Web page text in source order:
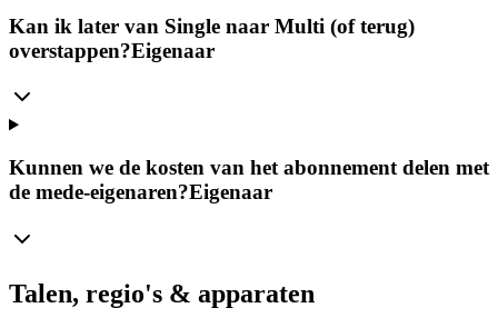
Kan ik later van Single naar Multi (of terug)
overstappen?Eigenaar
Kunnen we de kosten van het abonnement delen met
de mede-eigenaren?Eigenaar
Talen, regio's & apparaten